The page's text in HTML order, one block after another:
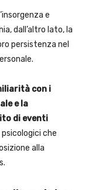
e
dall’altro lato, la
persistenza nel
con i
e la
di eventi
che
alla